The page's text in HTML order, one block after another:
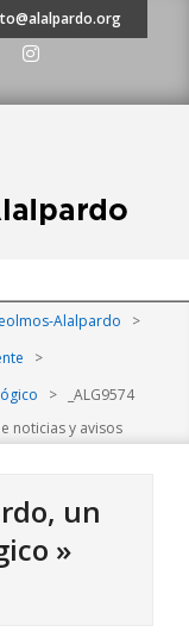
Alalpardo
>
>
>
_ALG9574
noticias y avisos
un
»